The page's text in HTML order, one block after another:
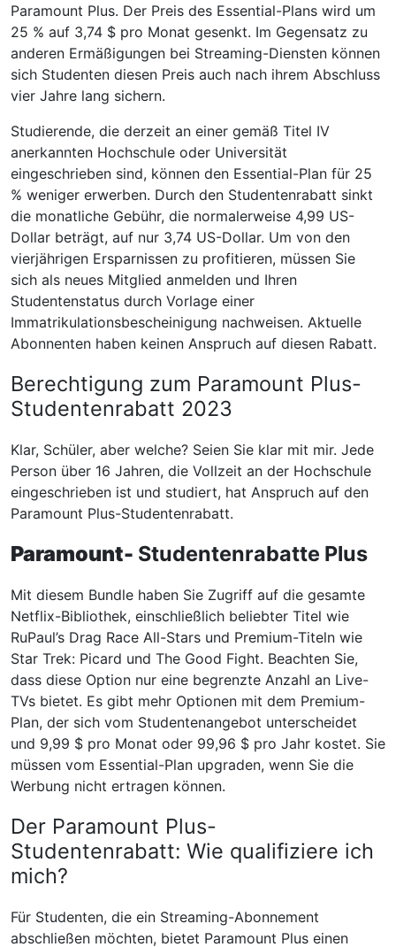
Paramount Plus. Der Preis des Essential-Plans wird um
25 % auf 3,74 $ pro Monat gesenkt. Im Gegensatz zu
anderen Ermäßigungen bei Streaming-Diensten können
sich Studenten diesen Preis auch nach ihrem Abschluss
vier Jahre lang sichern.
Studierende, die derzeit an einer gemäß Titel IV
anerkannten Hochschule oder Universität
eingeschrieben sind, können den Essential-Plan für 25
% weniger erwerben. Durch den Studentenrabatt sinkt
die monatliche Gebühr, die normalerweise 4,99 US-
Dollar beträgt, auf nur 3,74 US-Dollar. Um von den
vierjährigen Ersparnissen zu profitieren, müssen Sie
sich als neues Mitglied anmelden und Ihren
Studentenstatus durch Vorlage einer
Immatrikulationsbescheinigung nachweisen. Aktuelle
Abonnenten haben keinen Anspruch auf diesen Rabatt.
Berechtigung zum Paramount Plus-
Studentenrabatt 2023
Klar, Schüler, aber welche? Seien Sie klar mit mir. Jede
Person über 16 Jahren, die Vollzeit an der Hochschule
eingeschrieben ist und studiert, hat Anspruch auf den
Paramount Plus-Studentenrabatt.
Paramount- Studentenrabatte Plus
Mit diesem Bundle haben Sie Zugriff auf die gesamte
Netflix-Bibliothek, einschließlich beliebter Titel wie
RuPaul’s Drag Race All-Stars und Premium-Titeln wie
Star Trek: Picard und The Good Fight. Beachten Sie,
dass diese Option nur eine begrenzte Anzahl an Live-
TVs bietet. Es gibt mehr Optionen mit dem Premium-
Plan, der sich vom Studentenangebot unterscheidet
und 9,99 $ pro Monat oder 99,96 $ pro Jahr kostet. Sie
müssen vom Essential-Plan upgraden, wenn Sie die
Werbung nicht ertragen können.
Der Paramount Plus-
Studentenrabatt: Wie qualifiziere ich
mich?
Für Studenten, die ein Streaming-Abonnement
abschließen möchten, bietet Paramount Plus einen